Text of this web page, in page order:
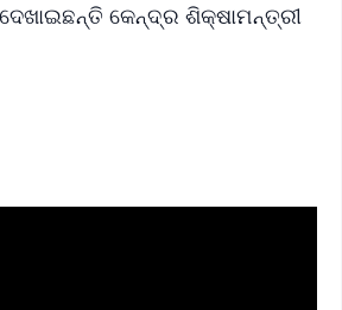
କେନ୍ଦ୍ର ଶିକ୍ଷାମନ୍ତ୍ରୀ